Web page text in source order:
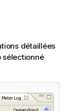
détaillées
sélectionné